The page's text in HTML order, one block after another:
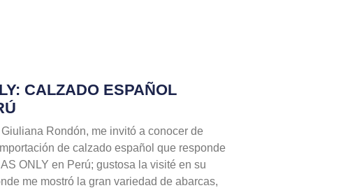
CALZADO ESPAÑOL
Rondón, me invitó a conocer de
de calzado español que responde
ONLY en Perú; gustosa la visité en su
me mostró la gran variedad de abarcas,